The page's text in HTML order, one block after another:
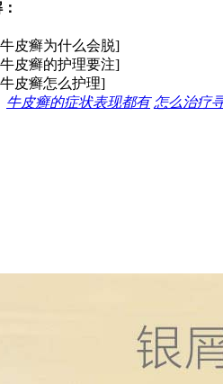
皮癣为什么会脱]
皮癣的护理要注]
皮癣怎么护理]
牛皮癣的症状表现都有 怎么治疗